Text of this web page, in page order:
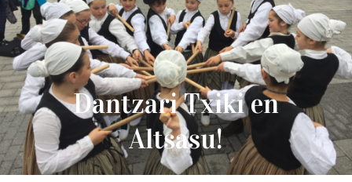
Dantzari Txiki en
Altsasu!